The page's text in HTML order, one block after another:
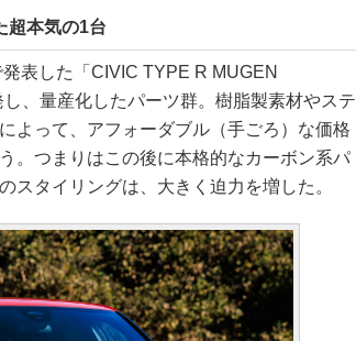
超本気の1台
表した「CIVIC TYPE R MUGEN
、量産化したパーツ群。樹脂製素材やステ
よって、アフォーダブル（手ごろ）な価格
。つまりはこの後に本格的なカーボン系パ
スタイリングは、大きく迫力を増した。